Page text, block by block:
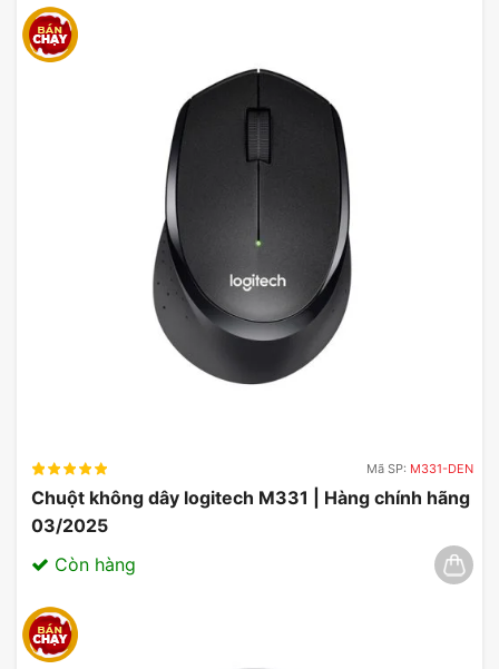
Mã SP: M331-DEN
Chuột không dây logitech M331 | Hàng chính hãng
03/2025
Còn hàng